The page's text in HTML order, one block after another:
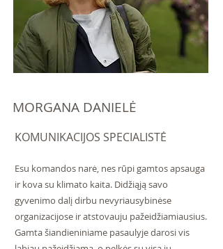
MORGANA DANIELĖ
KOMUNIKACIJOS SPECIALISTĖ
Esu komandos narė, nes rūpi gamtos apsauga
ir kova su klimato kaita. Didžiąją savo
gyvenimo dalį dirbu nevyriausybinėse
organizacijose ir atstovauju pažeidžiamiausius.
Gamta šiandieniniame pasaulyje darosi vis